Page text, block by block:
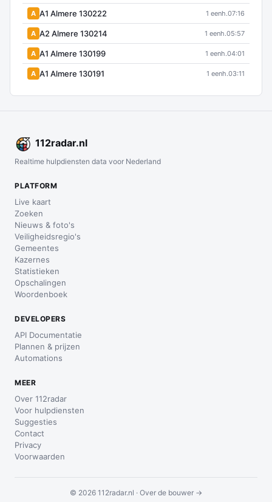
A A1 Almere 130222 1 eenh.07:16
A A2 Almere 130214 1 eenh.05:57
A A1 Almere 130199 1 eenh.04:01
A A1 Almere 130191 1 eenh.03:11
112radar.nl
Realtime hulpdiensten data voor Nederland
PLATFORM
Live kaart
Zoeken
Nieuws & foto's
Veiligheidsregio's
Gemeentes
Kazernes
Statistieken
Opschalingen
Woordenboek
DEVELOPERS
API Documentatie
Plannen & prijzen
Automations
MEER
Over 112radar
Voor hulpdiensten
Suggesties
Contact
Privacy
Voorwaarden
© 2026 112radar.nl · Over de bouwer →